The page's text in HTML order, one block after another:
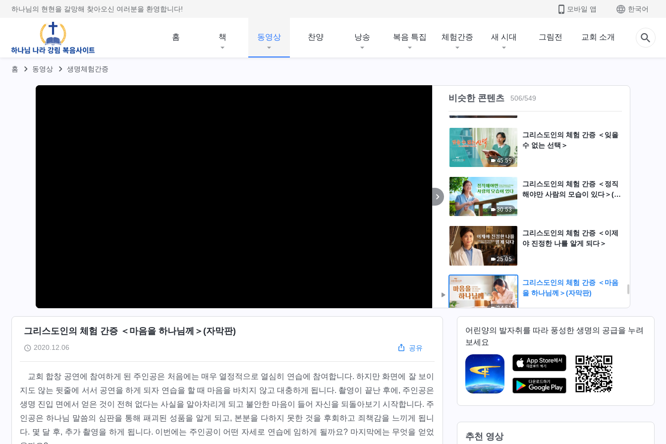
하나님의 현현을 갈망해 찾아오신 여러분을 환영합니다! 모바일 앱 한국어
홈 책 동영상 찬양 낭송 복음 특집 체험간증 새 시대 그림전 교회 소개
홈 동영상 생명체험간증
비슷한 콘텐츠 506/549
그리스도인의 체험 간증 ＜병으
30:43
그리스도인의 체험 간증 ＜정직
해야만 사람의 모습이 있다＞
45:59
그리스도인의 체험 간증 ＜잊을
수 없는 선택＞
30:53
그리스도인의 체험 간증 ＜정직
해야만 사람의 모습이 있다＞(자
25:05
그리스도인의 체험 간증 ＜이제
야 진정한 나를 알게 되다＞
24:51
그리스도인의 체험 간증 ＜마음
을 하나님께＞(자막판)
25:20
그리스도인의 체험 간증 ＜모압
21:45
그리스도인의 믿음의 간증 ＜‘죽
음의 시련’ 속에서＞(자막판)
그리스도인의 체험 간증 ＜마음을 하나님께＞(자막판)
2020.12.06 공유
교회 합창 공연에 참여하게 된 주인공은 처음에는 매우 열정적으로 열심히 연습에 참여합니다. 하지만 화면에 잘 보이
지도 않는 뒷줄에 서서 공연을 하게 되자 연습을 할 때 마음을 바치지 않고 대충하게 됩니다. 촬영이 끝난 후에, 주인공은
생명 진입 면에서 얻은 것이 전혀 없다는 사실을 알아차리게 되고 불안한 마음이 들어 자신을 되돌아보기 시작합니다. 주
인공은 하나님 말씀의 심판을 통해 패괴된 성품을 알게 되고, 본분을 다하지 못한 것을 후회하고 죄책감을 느끼게 됩니
다. 몇 달 후, 추가 촬영을 하게 됩니다. 이번에는 주인공이 어떤 자세로 연습에 임하게 될까요? 마지막에는 무엇을 얻었
어린양의 발자취를 따라 풍성한 생명의 공급을 누려
보세요
추천 영상